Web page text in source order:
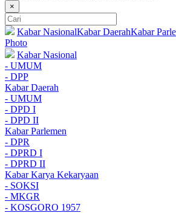
×
Kabar NasionalKabar DaerahKabar
Photo
Kabar Nasional
- UMUM
- DPP
Kabar Daerah
- UMUM
- DPD I
- DPD II
Kabar Parlemen
- DPR
- DPRD I
- DPRD II
Kabar Karya Kekaryaan
- SOKSI
- MKGR
- KOSGORO 1957